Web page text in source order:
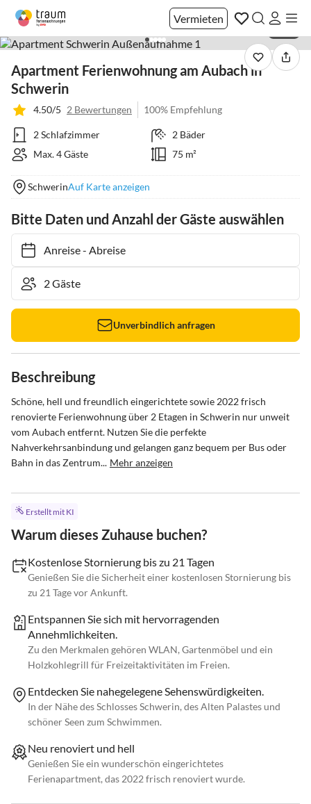
Vermieten
Apartment Ferienwohnung am Aubach in
Schwerin
4.50/5 2 Bewertungen 100% Empfehlung
2 Schlafzimmer
2 Bäder
Max. 4 Gäste
75 m²
SchwerinAuf Karte anzeigen
Bitte Daten und Anzahl der Gäste auswählen
Anreise- Abreise
Unverbindlich anfragen
Beschreibung
Schöne, hell und freundlich eingerichtete sowie 2022 frisch
renovierte Ferienwohnung über 2 Etagen in Schwerin nur unweit
vom Aubach entfernt. Nutzen Sie die perfekte
Nahverkehrsanbindung und gelangen ganz bequem per Bus oder
Bahn in das Zentrum... Mehr anzeigen
Erstellt mit KI
Warum dieses Zuhause buchen?
Kostenlose Stornierung bis zu 21 Tagen
Genießen Sie die Sicherheit einer kostenlosen Stornierung bis
zu 21 Tage vor Ankunft.
Entspannen Sie sich mit hervorragenden
Annehmlichkeiten.
Zu den Merkmalen gehören WLAN, Gartenmöbel und ein
Holzkohlegrill für Freizeitaktivitäten im Freien.
Entdecken Sie nahegelegene Sehenswürdigkeiten.
In der Nähe des Schlosses Schwerin, des Alten Palastes und
schöner Seen zum Schwimmen.
Neu renoviert und hell
Genießen Sie ein wunderschön eingerichtetes
Ferienapartment, das 2022 frisch renoviert wurde.